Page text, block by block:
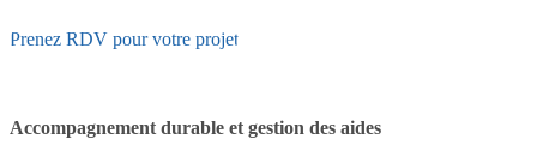
Prenez RDV pour votre projet
Accompagnement durable et gestion des aides